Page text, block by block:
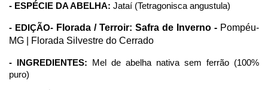
- ESPÉCIE DA ABELHA: Jataí (Tetragonisca angustula)
- EDIÇÃO- Florada / Terroir: Safra de Inverno - Pompéu-
MG | Florada Silvestre do Cerrado
- INGREDIENTES: Mel de abelha nativa sem ferrão (100%
puro)